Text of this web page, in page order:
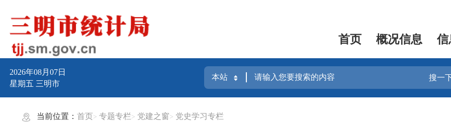
首页 概况信息
2026年08月07日
星期五 三明市
搜一
当前位置：首页 专题专栏 党建之窗 党史学习专栏